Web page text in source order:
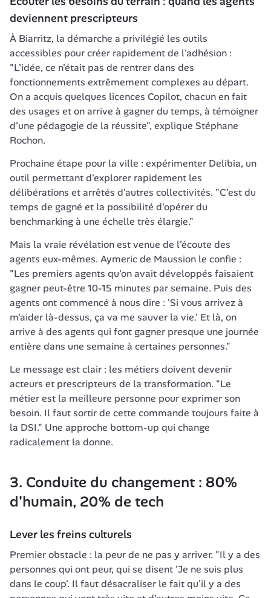
deviennent prescripteurs
À Biarritz, la démarche a privilégié les outils
accessibles pour créer rapidement de l'adhésion :
"L'idée, ce n'était pas de rentrer dans des
fonctionnements extrêmement complexes au départ.
On a acquis quelques licences Copilot, chacun en fait
des usages et on arrive à gagner du temps, à témoigner
d'une pédagogie de la réussite", explique Stéphane
Rochon.
Prochaine étape pour la ville : expérimenter Delibia, un
outil permettant d'explorer rapidement les
délibérations et arrêtés d'autres collectivités. "C'est du
temps de gagné et la possibilité d'opérer du
benchmarking à une échelle très élargie."
Mais la vraie révélation est venue de l'écoute des
agents eux-mêmes. Aymeric de Maussion le confie :
"Les premiers agents qu'on avait développés faisaient
gagner peut-être 10-15 minutes par semaine. Puis des
agents ont commencé à nous dire : 'Si vous arrivez à
m'aider là-dessus, ça va me sauver la vie.' Et là, on
arrive à des agents qui font gagner presque une journée
entière dans une semaine à certaines personnes."
Le message est clair : les métiers doivent devenir
acteurs et prescripteurs de la transformation. "Le
métier est la meilleure personne pour exprimer son
besoin. Il faut sortir de cette commande toujours faite à
la DSI." Une approche bottom-up qui change
radicalement la donne.
3. Conduite du changement : 80%
d'humain, 20% de tech
Lever les freins culturels
Premier obstacle : la peur de ne pas y arriver. "Il y a des
personnes qui ont peur, qui se disent 'Je ne suis plus
dans le coup'. Il faut désacraliser le fait qu'il y a des